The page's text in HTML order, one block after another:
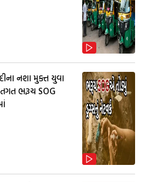
નશા મુક્ત યુવા
ભરૂચ SOG